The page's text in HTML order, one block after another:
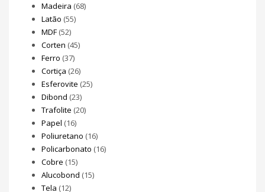
Madeira (68)
Latão (55)
MDF (52)
Corten (45)
Ferro (37)
Cortiça (26)
Esferovite (25)
Dibond (23)
Trafolite (20)
Papel (16)
Poliuretano (16)
Policarbonato (16)
Cobre (15)
Alucobond (15)
Tela (12)